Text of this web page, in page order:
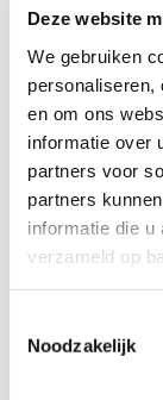
Deze website
We gebruiken
personaliseren,
en om ons
informatie over
partners voor
partners
informatie die u
verzameld op
Noodzakelijk
and
global
day